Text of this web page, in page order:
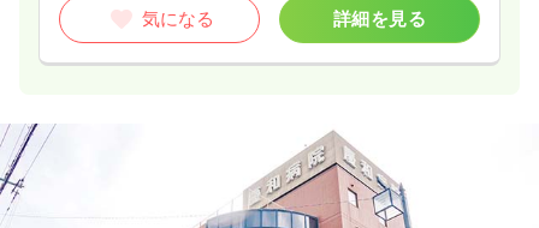
気になる 詳細を見る